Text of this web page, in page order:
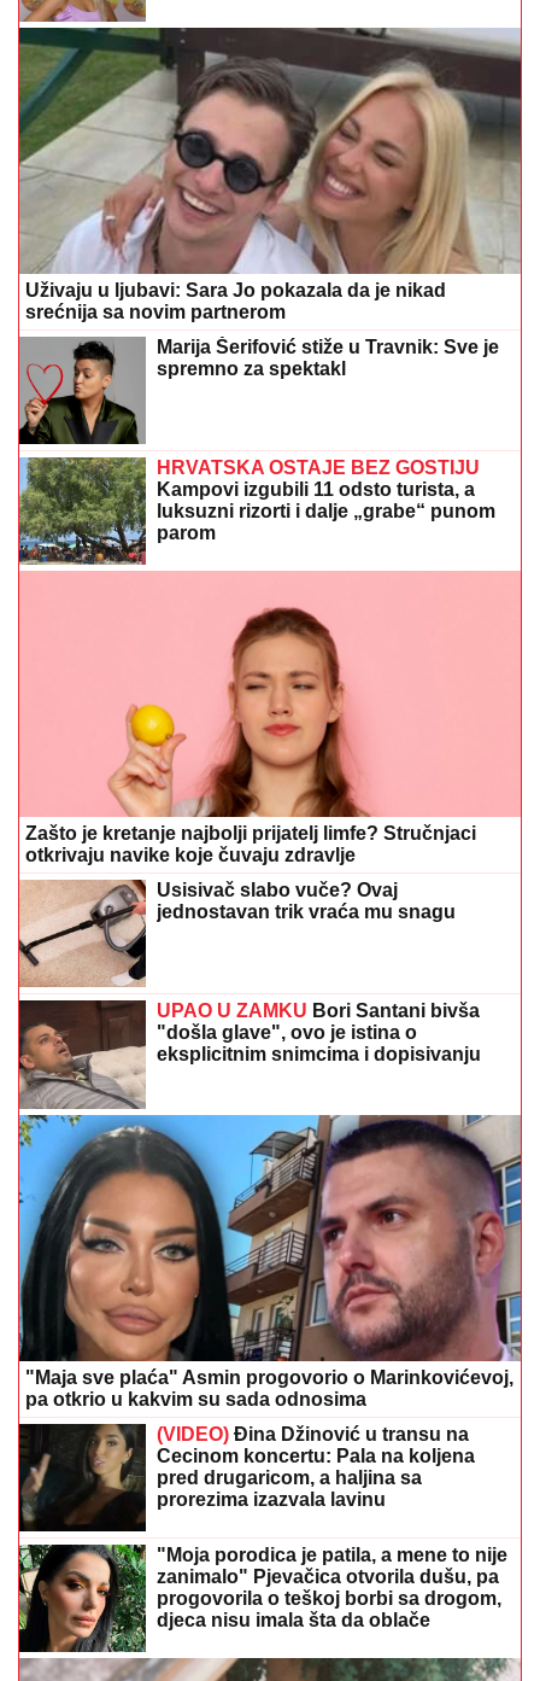
Uživaju u ljubavi: Sara Jo pokazala da je nikad
srećnija sa novim partnerom
Marija Šerifović stiže u Travnik: Sve je
spremno za spektakl
HRVATSKA OSTAJE BEZ GOSTIJU
Kampovi izgubili 11 odsto turista, a
luksuzni rizorti i dalje „grabe“ punom
parom
Zašto je kretanje najbolji prijatelj limfe? Stručnjaci
otkrivaju navike koje čuvaju zdravlje
Usisivač slabo vuče? Ovaj
jednostavan trik vraća mu snagu
UPAO U ZAMKU Bori Santani bivša
"došla glave", ovo je istina o
eksplicitnim snimcima i dopisivanju
"Maja sve plaća" Asmin progovorio o Marinkovićevoj,
pa otkrio u kakvim su sada odnosima
(VIDEO) Đina Džinović u transu na
Cecinom koncertu: Pala na koljena
pred drugaricom, a haljina sa
prorezima izazvala lavinu
"Moja porodica je patila, a mene to nije
zanimalo" Pjevačica otvorila dušu, pa
progovorila o teškoj borbi sa drogom,
djeca nisu imala šta da oblače